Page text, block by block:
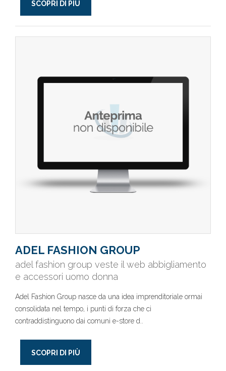
SCOPRI DI PIÙ
ADEL FASHION GROUP
adel fashion group veste il web abbigliamento
e accessori uomo donna
Adel Fashion Group nasce da una idea imprenditoriale ormai
consolidata nel tempo, i punti di forza che ci
contraddistinguono dai comuni e-store d..
SCOPRI DI PIÙ